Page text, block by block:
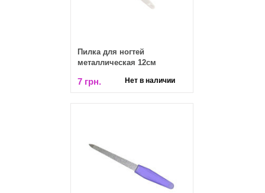
Пилка для ногтей
металлическая 12см
7 грн. Нет в наличии